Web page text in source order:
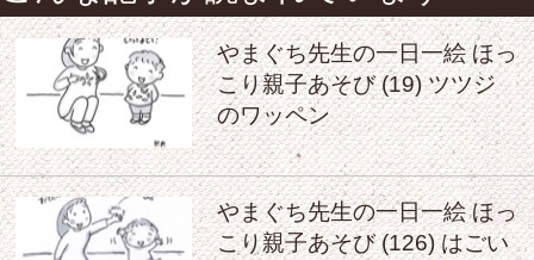
やまぐち先生の一日一絵 ほっ
こり親子あそび (19) ツツジ
のワッペン
やまぐち先生の一日一絵 ほっ
こり親子あそび (126) はごい